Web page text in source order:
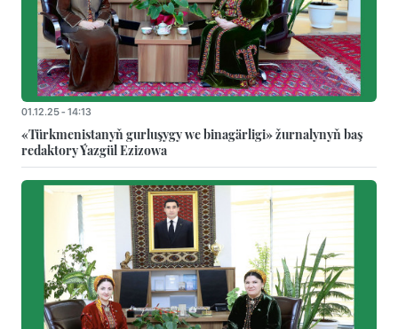
01.12.25 - 14:13
«Türkmenistanyň gurluşygy we binagärligi» žurnalynyň baş
redaktory Ýazgül Ezizowa